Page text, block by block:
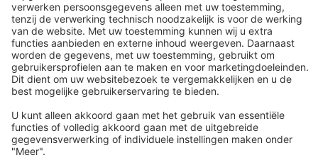
Details
Technologie voor het leven